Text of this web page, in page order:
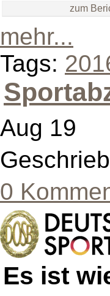
zum
mehr...
Tags:
Aug 19
0
Es ist